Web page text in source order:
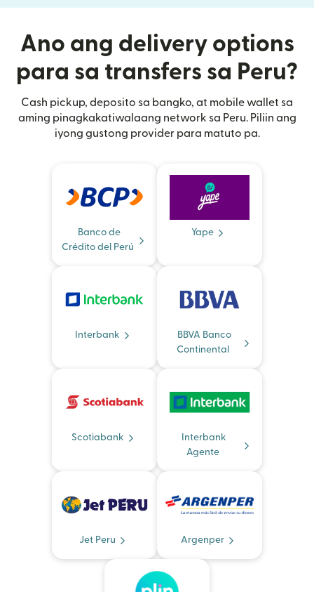
Ano ang delivery options
para sa transfers sa Peru?
Cash pickup, deposito sa bangko, at mobile wallet sa
aming pinagkakatiwalaang network sa Peru. Piliin ang
iyong gustong provider para matuto pa.
Banco de
Crédito del Perú
Yape
Interbank
BBVA Banco
Continental
Scotiabank
Interbank
Agente
Jet Peru Argenper